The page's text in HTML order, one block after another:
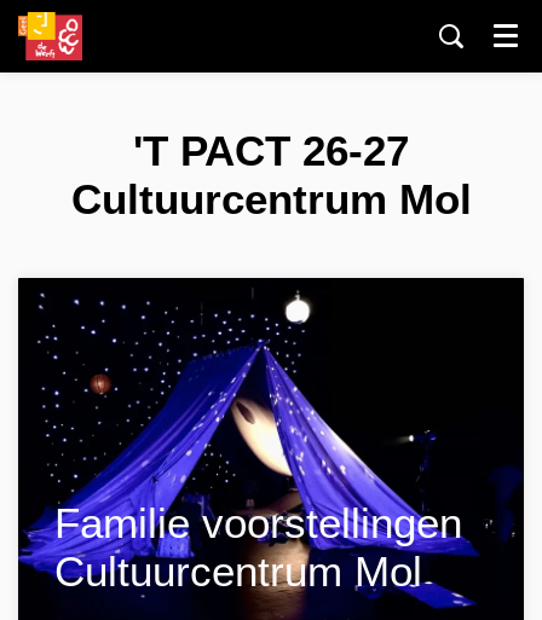
Menu
'T PACT 26-27
Cultuurcentrum Mol
Familie voorstellingen
Cultuurcentrum Mol